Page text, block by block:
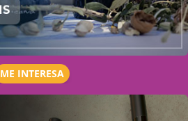
ME INTERESA